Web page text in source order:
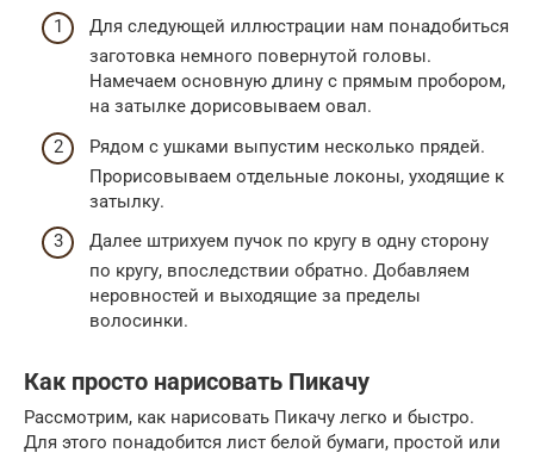
Для следующей иллюстрации нам понадобиться
заготовка немного повернутой головы.
Намечаем основную длину с прямым пробором,
на затылке дорисовываем овал.
Рядом с ушками выпустим несколько прядей.
Прорисовываем отдельные локоны, уходящие к
затылку.
Далее штрихуем пучок по кругу в одну сторону
по кругу, впоследствии обратно. Добавляем
неровностей и выходящие за пределы
волосинки.
Как просто нарисовать Пикачу
Рассмотрим, как нарисовать Пикачу легко и быстро.
Для этого понадобится лист белой бумаги, простой или